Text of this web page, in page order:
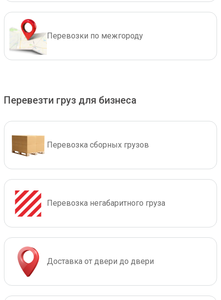
Перевозки по межгороду
Перевезти груз для бизнеса
Перевозка сборных грузов
Перевозка негабаритного груза
Доставка от двери до двери